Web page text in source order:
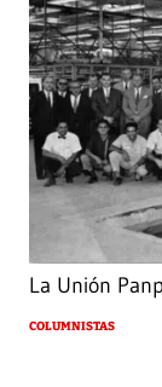
La Unión
COLUMNISTAS